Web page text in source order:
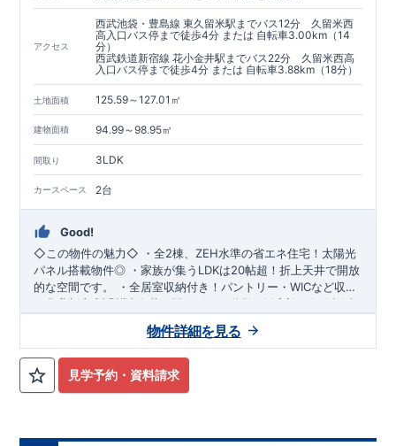
アクセス
西武池袋・豊島線 東久留米駅までバス12分 久留米西
高入口バス停まで徒歩4分 または 自転車3.00km（14
分）
西武鉄道新宿線 花小金井駅までバス22分 久留米西高
入口バス停まで徒歩4分 または 自転車3.88km（18分）
土地面積 125.59～127.01㎡
建物面積 94.99～98.95㎡
間取り 3LDK
カースペース 2台
Good!
◇この物件の魅力◇ ・全2棟、ZEH水準の省エネ住宅 ！太陽光
パネル搭載物件◎ ・家族が集う LDKは20帖超 ！折上天井で開放
的な空間です。 ・全居室収納付き ！パントリー・WICなど収納
が豊富。 ・対面式キッチン×リビング階段でご家族との会話が
。 ​・駐車2台可能です(車種による)。 ​
分
・西武新宿線「花小金井」駅までバス22分/自転車18分 ​・西武
・ビッグ・エー東久留米下里店 徒歩8分
分 ・八幡東公園 徒歩5分
◇ブルーミングガーデンのこだわり◇
ンを提供いたします。 ・不要な中間マージンを抑えることで、
見学予約・資料請求
物件詳細を見る